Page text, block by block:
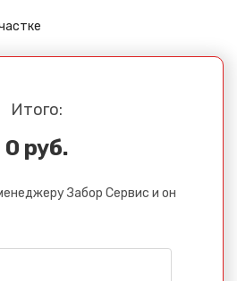
Итого:
0 руб.
Забор Сервис и он